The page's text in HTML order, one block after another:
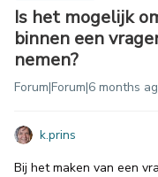
Is het mogelijk
binnen een
nemen?
Forum|Forum|6 months
k.prins
Bij het maken van een